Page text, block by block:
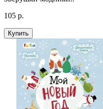
105 р.
Купить